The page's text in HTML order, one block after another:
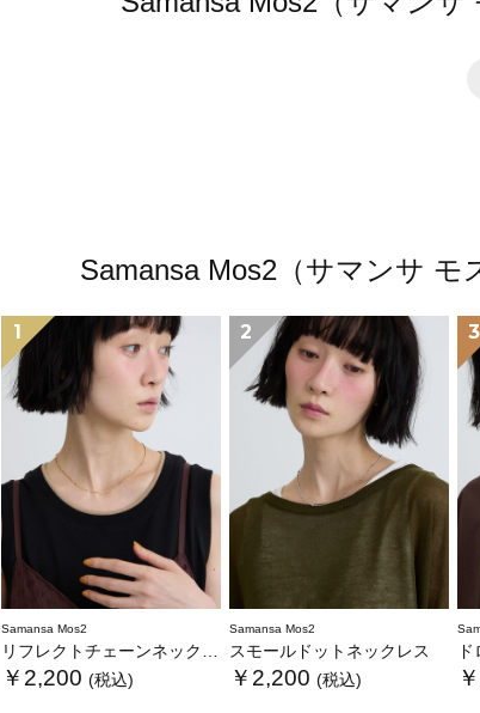
Samansa Mos2（サマンサ
1
Samansa Mos2
リフレクトチェーンネックレス
￥2,200 (税込)
2
Samansa Mos2
スモールドットネックレス
￥2,200 (税込)
3